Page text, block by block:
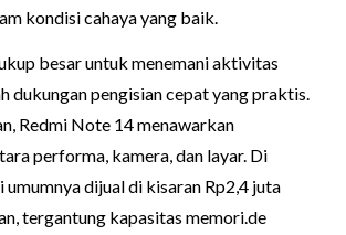
kondisi cahaya yang baik.
besar untuk menemani aktivitas
dukungan pengisian cepat yang praktis.
Redmi Note 14 menawarkan
performa, kamera, dan layar. Di
umumnya dijual di kisaran Rp2,4 juta
tergantung kapasitas memori.de